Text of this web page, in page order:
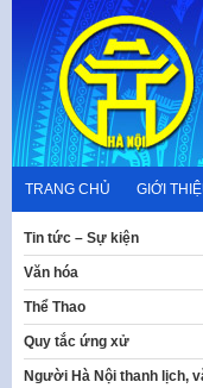
content
TRANG CHỦ GIỚI
Tin tức – Sự kiện
Văn hóa
Thể Thao
Quy tắc ứng xử
Người Hà Nội thanh lịch,